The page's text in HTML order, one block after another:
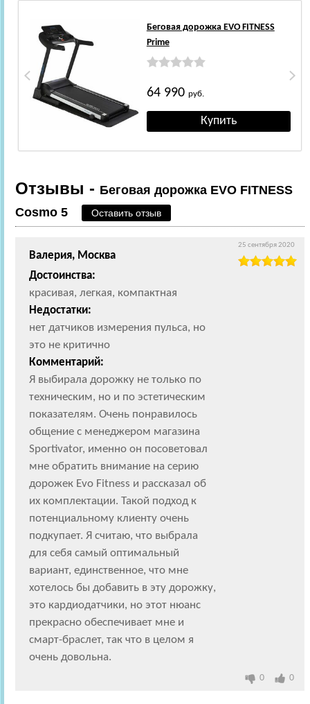
Беговая дорожка EVO FITNESS
Prime
64 990 руб.
Отзывы - Беговая дорожка EVO FITNESS
Cosmo 5
Оставить отзыв
Валерия, Москва
Достоинства:
красивая, легкая, компактная
Недостатки:
нет датчиков измерения пульса, но
это не критично
Комментарий:
Я выбирала дорожку не только по
техническим, но и по эстетическим
показателям. Очень понравилось
общение с менеджером магазина
Sportivator, именно он посоветовал
мне обратить внимание на серию
дорожек Evo Fitness и рассказал об
их комплектации. Такой подход к
потенциальному клиенту очень
подкупает. Я считаю, что выбрала
для себя самый оптимальный
вариант, единственное, что мне
хотелось бы добавить в эту дорожку,
это кардиодатчики, но этот нюанс
прекрасно обеспечивает мне и
смарт-браслет, так что в целом я
очень довольна.
25 сентября 2020
0 0